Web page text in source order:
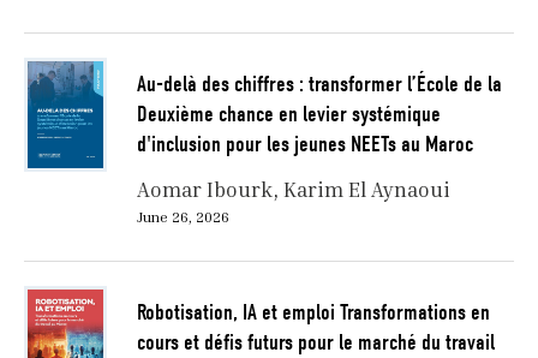
Au-delà des chiffres : transformer l’École de la
Deuxième chance en levier systémique
d'inclusion pour les jeunes NEETs au Maroc
Aomar Ibourk Karim El Aynaoui
June 26, 2026
Robotisation, IA et emploi Transformations en
cours et défis futurs pour le marché du travail